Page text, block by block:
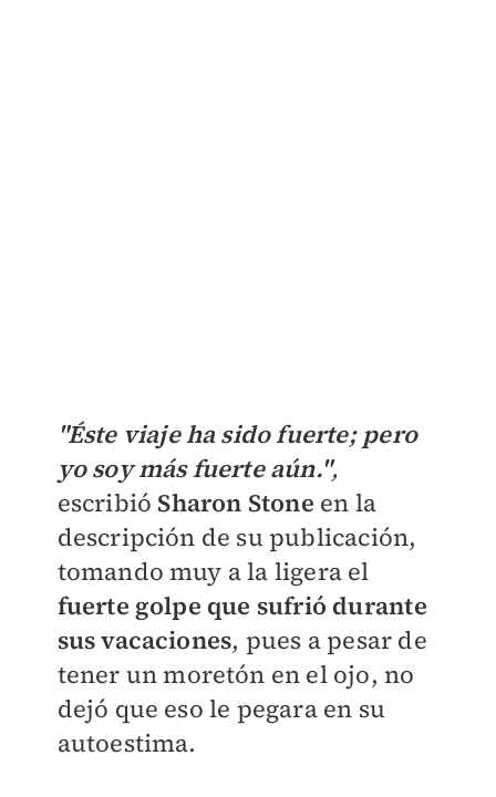
"Éste viaje ha sido fuerte; pero
yo soy más fuerte aún.",
escribió Sharon Stone en la
descripción de su publicación,
tomando muy a la ligera el
fuerte golpe que sufrió durante
sus vacaciones, pues a pesar de
tener un moretón en el ojo, no
dejó que eso le pegara en su
autoestima.